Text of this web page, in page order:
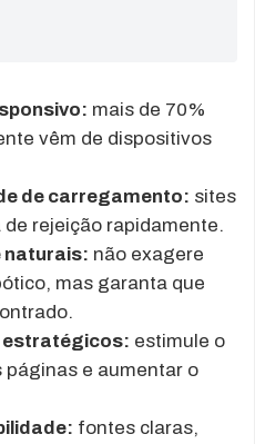
mais de 70%
vêm de dispositivos
de carregamento: sites
rejeição rapidamente.
naturais: não exagere
mas garanta que
estratégicos: estimule o
páginas e aumentar o
fontes claras,